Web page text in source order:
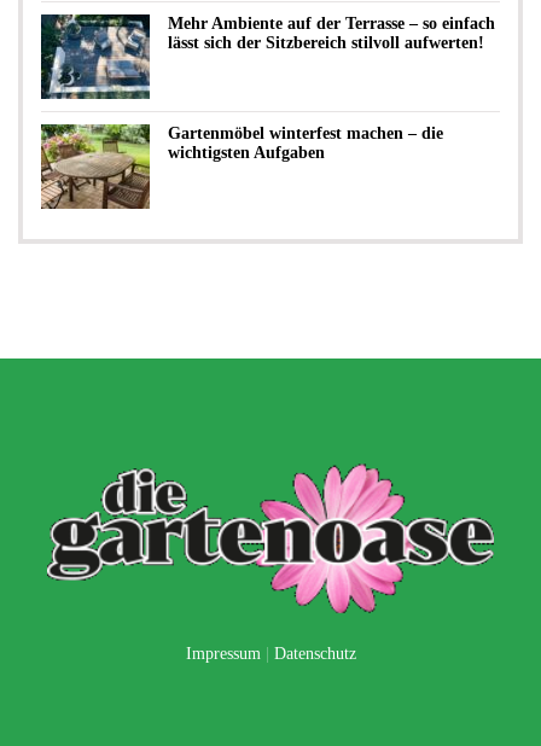
Mehr Ambiente auf der Terrasse – so einfach
lässt sich der Sitzbereich stilvoll aufwerten!
Gartenmöbel winterfest machen – die
wichtigsten Aufgaben
Impressum Datenschutz